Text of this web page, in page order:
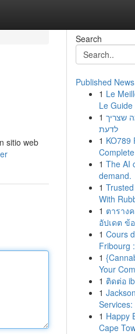
sitio web
Search
Published News
1 Le
Le Guide
1 שצריך
לדעת
1 KO789
1 The AI
demand.
1
With
1 ตาราง
อัปเดต ข้
1 Cours
Fribourg
1
Your
1 ติดต่อ
1
1 Happy
Cape